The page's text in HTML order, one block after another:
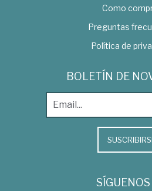
Como
Preguntas
Política de
BOLETÍN DE
SÍGUENOS